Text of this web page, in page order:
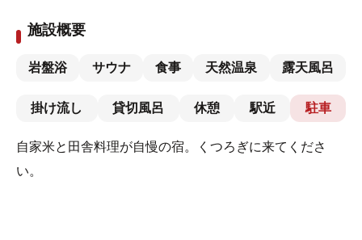
施設概要
岩盤浴 サウナ 食事 天然温泉 露天風呂
掛け流し 貸切風呂 休憩 駅近 駐車
自家米と田舎料理が自慢の宿。くつろぎに来てくださ
い。